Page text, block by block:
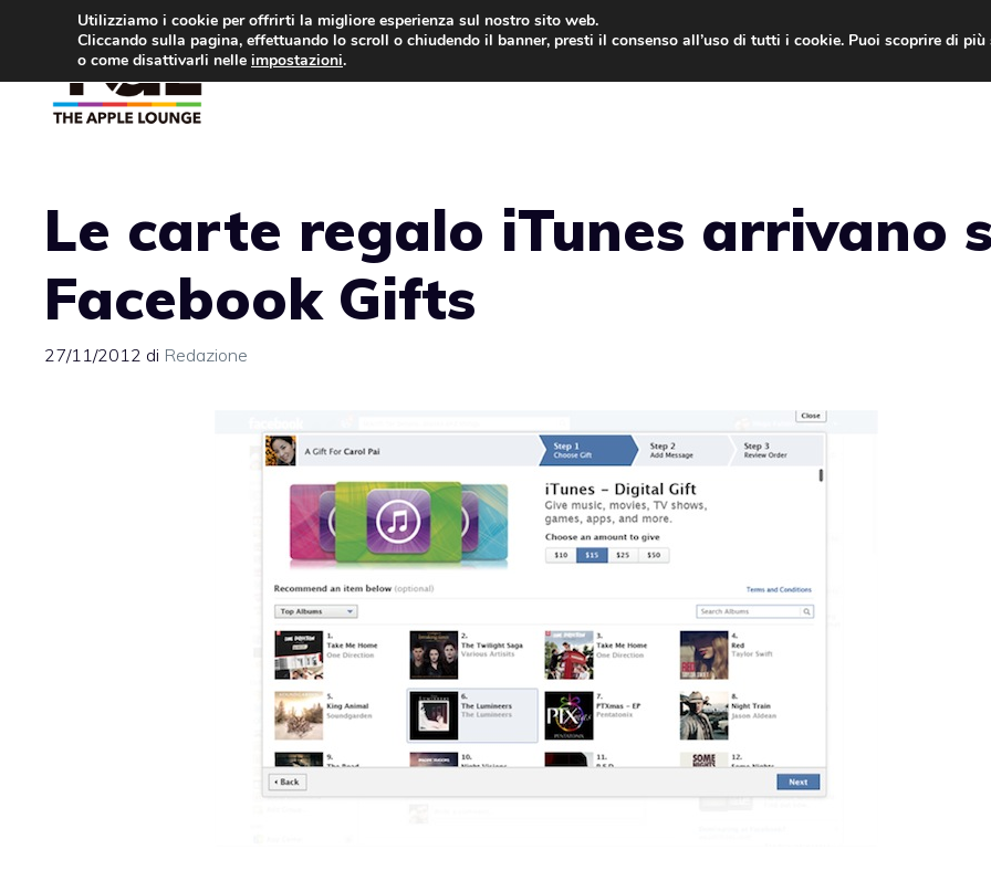
contenuto
Le carte regalo iTunes arrivano
Facebook Gifts
27/11/2012 di Redazione
Utilizziamo i cookie per offrirti la migliore esperienza sul nostro sito web.
Cliccando sulla pagina, effettuando lo scroll o chiudendo il banner, presti il consenso all’uso di tutti i cookie. Puoi scoprire di
o come disattivarli nelle impostazioni.